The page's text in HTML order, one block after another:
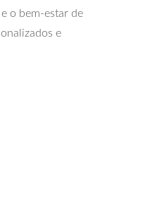
o bem-estar de
e